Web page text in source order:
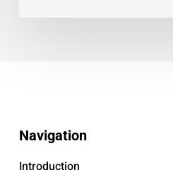
Navigation
Introduction